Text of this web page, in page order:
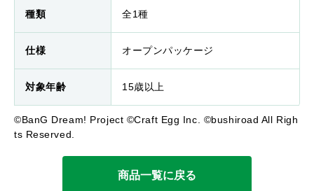
種類 全1種
仕様 オープンパッケージ
対象年齢 15歳以上
©BanG Dream! Project ©Craft Egg Inc. ©bushiroad All Righ
ts Reserved.
商品一覧に戻る